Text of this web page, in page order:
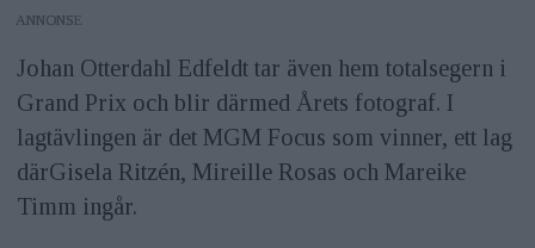
ANNONS
Johan Otterdahl Edfeldt tar även hem totalsegern i
Grand Prix och blir därmed Årets fotograf. I
lagtävlingen är det MGM Focus som vinner, ett lag
därGisela Ritzén, Mireille Rosas och Mareike
Timm ingår.